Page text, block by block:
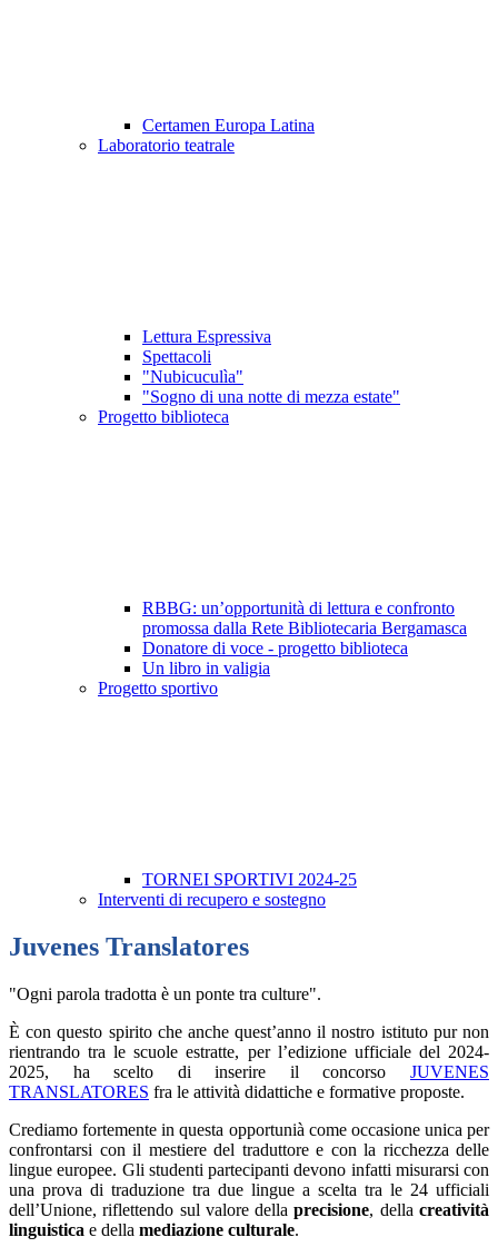
Certamen Europa Latina
Laboratorio teatrale
Lettura Espressiva
Spettacoli
"Nubicuculìa"
"Sogno di una notte di mezza estate"
Progetto biblioteca
RBBG: un’opportunità di lettura e confronto
promossa dalla Rete Bibliotecaria Bergamasca
Donatore di voce - progetto biblioteca
Un libro in valigia
Progetto sportivo
TORNEI SPORTIVI 2024-25
Interventi di recupero e sostegno
Juvenes Translatores
"Ogni parola tradotta è un ponte tra culture".
È con questo spirito che anche quest’anno il nostro istituto pur non
rientrando tra le scuole estratte, per l’edizione ufficiale del 2024-
2025, ha scelto di inserire il concorso JUVENES
TRANSLATORES fra le attività didattiche e formative proposte.
Crediamo fortemente in questa opportunià come occasione unica per
confrontarsi con il mestiere del traduttore e con la ricchezza delle
lingue europee. Gli studenti partecipanti devono infatti misurarsi con
una prova di traduzione tra due lingue a scelta tra le 24 ufficiali
dell’Unione, riflettendo sul valore dellaprecisione, dellacreatività
linguistica e della mediazione culturale.